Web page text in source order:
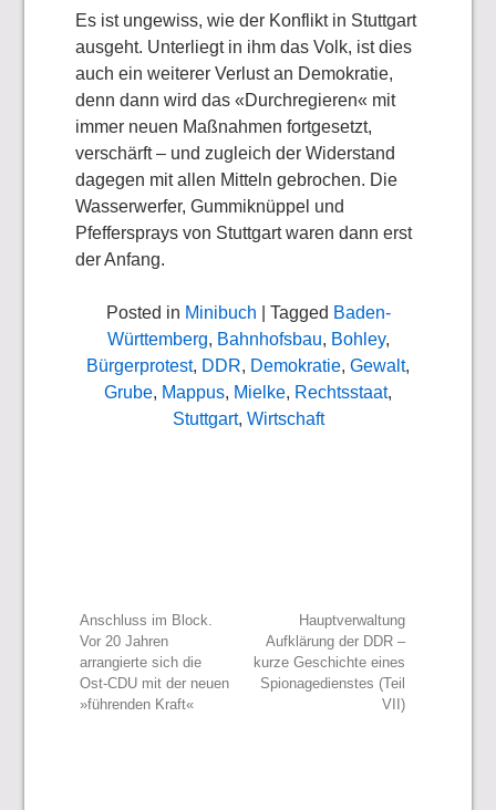
Es ist ungewiss, wie der Konflikt in Stuttgart
ausgeht. Unterliegt in ihm das Volk, ist dies
auch ein weiterer Verlust an Demokratie,
denn dann wird das «Durchregieren« mit
immer neuen Maßnahmen fortgesetzt,
verschärft – und zugleich der Widerstand
dagegen mit allen Mitteln gebrochen. Die
Wasserwerfer, Gummiknüppel und
Pfeffersprays von Stuttgart waren dann erst
der Anfang.
Posted in Minibuch | Tagged Baden-
Württemberg, Bahnhofsbau, Bohley,
Bürgerprotest, DDR, Demokratie, Gewalt,
Grube, Mappus, Mielke, Rechtsstaat,
Stuttgart, Wirtschaft
Beitragsnavigation
Anschluss im Block.
Vor 20 Jahren
arrangierte sich die
Ost-CDU mit der neuen
»führenden Kraft«
Hauptverwaltung
Aufklärung der DDR –
kurze Geschichte eines
Spionagedienstes (Teil
VII)